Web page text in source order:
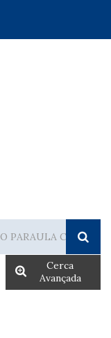
Cerca
Avançada